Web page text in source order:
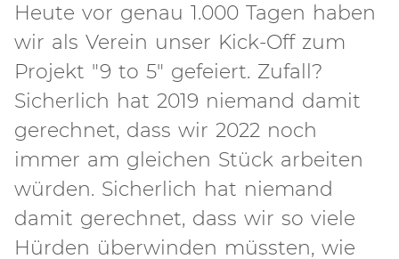
Heute vor genau 1.000 Tagen haben
wir als Verein unser Kick-Off zum
Projekt "9 to 5" gefeiert. Zufall?
Sicherlich hat 2019 niemand damit
gerechnet, dass wir 2022 noch
immer am gleichen Stück arbeiten
würden. Sicherlich hat niemand
damit gerechnet, dass wir so viele
Hürden überwinden müssten, wie